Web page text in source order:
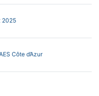
2025
Côte d’Azur